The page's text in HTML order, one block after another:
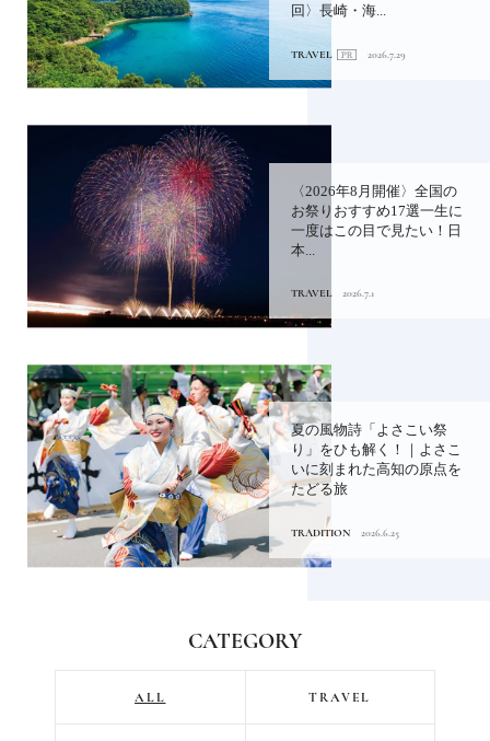
回〉長崎・海...
TRAVEL 2026.7.29
〈2026年8月開催〉全国の
お祭りおすすめ17選一生に
一度はこの目で見たい！日
本...
TRAVEL 2026.7.1
夏の風物詩「よさこい祭
り」をひも解く！｜よさこ
いに刻まれた高知の原点を
たどる旅
TRADITION 2026.6.25
CATEGORY
ALL TRAVEL